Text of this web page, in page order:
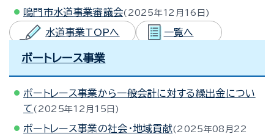
鳴門市水道事業審議会 2025年12月16日
水道事業TOPへ 一覧へ
ボートレース事業
ボートレース事業から一般会計に対する繰出金につい
て
2025年12月15日
ボートレース事業の社会・地域貢献 2025年08月22